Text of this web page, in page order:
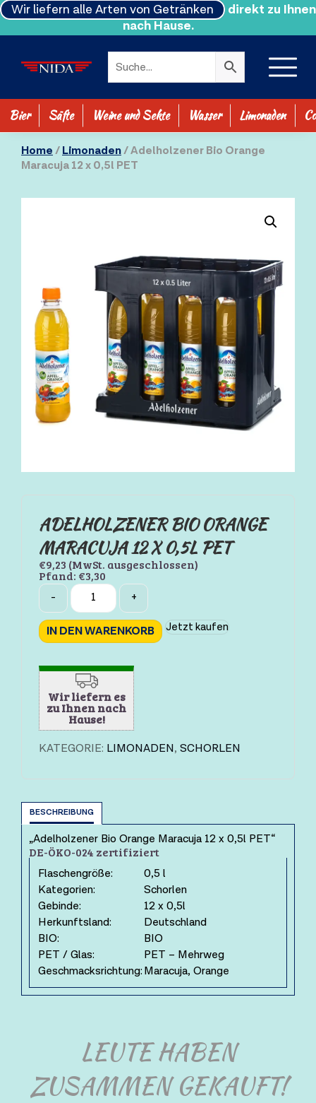
Wir liefern alle Arten von Getränken
direkt zu Ihnen
nach Hause.
SHOP ALLE
Bier Säfte Weine und Sekte Wasser Limonaden
Home/Limonaden/ Adelholzener Bio Orange
Maracuja 12 x 0,5l PET
ADELHOLZENER BIO ORANGE
MARACUJA 12 X 0,5L PET
€9,23 (MwSt. ausgeschlossen)
Pfand: €3,30
Quantity
- +
IN DEN WARENKORB Jetzt kaufen
Wir liefern es
zu Ihnen nach
Hause!
KATEGORIE: LIMONADEN, SCHORLEN
BESCHREIBUNG
„Adelholzener Bio Orange Maracuja 12 x 0,5l PET“
DE-ÖKO-024 zertifiziert
Flaschengröße:
0,5 l
Kategorien:
Schorlen
Gebinde:
12 x 0,5l
Herkunftsland:
Deutschland
BIO:
BIO
PET / Glas:
PET – Mehrweg
Geschmacksrichtung:Maracuja, Orange
LEUTE HABEN
ZUSAMMEN GEKAUFT!